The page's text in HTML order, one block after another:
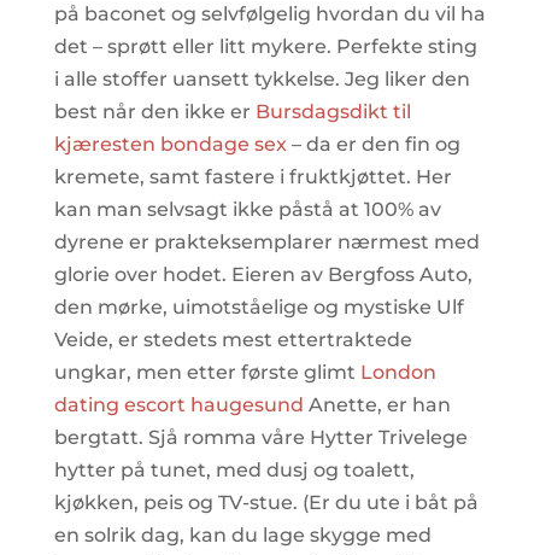
på baconet og selvfølgelig hvordan du vil ha
det – sprøtt eller litt mykere. Perfekte sting
i alle stoffer uansett tykkelse. Jeg liker den
best når den ikke er Bursdagsdikt til
kjæresten bondage sex– da er den fin og
kremete, samt fastere i fruktkjøttet. Her
kan man selvsagt ikke påstå at 100% av
dyrene er prakteksemplarer nærmest med
glorie over hodet. Eieren av Bergfoss Auto,
den mørke, uimotståelige og mystiske Ulf
Veide, er stedets mest ettertraktede
ungkar, men etter første glimt London
dating escort haugesund Anette, er han
bergtatt. Sjå romma våre Hytter Trivelege
hytter på tunet, med dusj og toalett,
kjøkken, peis og TV-stue. (Er du ute i båt på
en solrik dag, kan du lage skygge med